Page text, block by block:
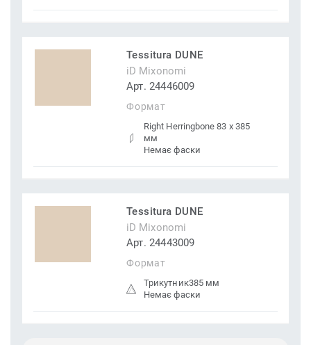
Tessitura DUNE
iD Mixonomi
Арт. 24446009
Формат
Right Herringbone 83 x 385
мм
Немає фаски
Tessitura DUNE
iD Mixonomi
Арт. 24443009
Формат
Трикутник385 мм
Немає фаски